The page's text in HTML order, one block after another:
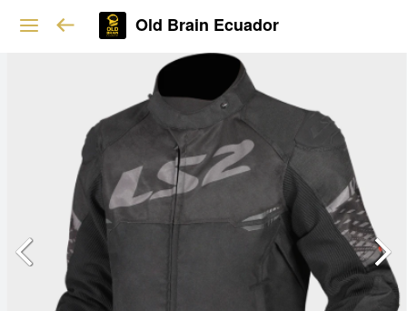
Old Brain Ecuador